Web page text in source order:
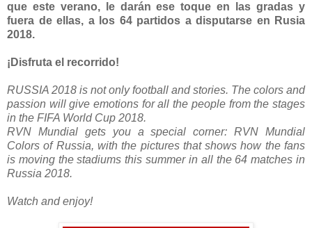
que este verano, le darán ese toque en las gradas y
fuera de ellas, a los 64 partidos a disputarse en Rusia
2018.
¡Disfruta el recorrido!
RUSSIA 2018 is not only football and stories. The colors and
passion will give emotions for all the people from the stages
in the FIFA World Cup 2018.
RVN Mundial gets you a special corner: RVN Mundial
Colors of Russia, with the pictures that shows how the fans
is moving the stadiums this summer in all the 64 matches in
Russia 2018.
Watch and enjoy!